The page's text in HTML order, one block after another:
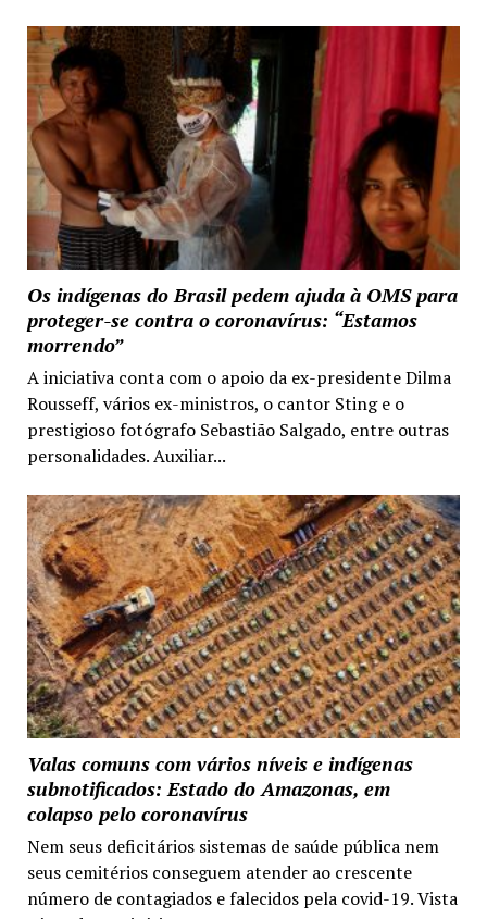
Os indígenas do Brasil pedem ajuda à OMS para
proteger-se contra o coronavírus: “Estamos
morrendo”
A iniciativa conta com o apoio da ex-presidente Dilma
Rousseff, vários ex-ministros, o cantor Sting e o
prestigioso fotógrafo Sebastião Salgado, entre outras
personalidades. Auxiliar...
Valas comuns com vários níveis e indígenas
subnotificados: Estado do Amazonas, em
colapso pelo coronavírus
Nem seus deficitários sistemas de saúde pública nem
seus cemitérios conseguem atender ao crescente
número de contagiados e falecidos pela covid-19. Vista